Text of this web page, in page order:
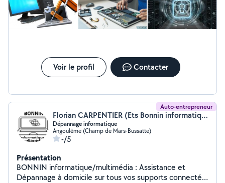
Voir le profil Contacter
Auto-entrepreneur
Florian CARPENTIER (Ets Bonnin informatique/dépannage /médias)
Dépannage informatique
Angoulême (Champ de Mars-Bussatte)
-/5
Présentation
BONNIN informatique/multimédia : Assistance et
Dépannage à domicile sur tous vos supports connectés.